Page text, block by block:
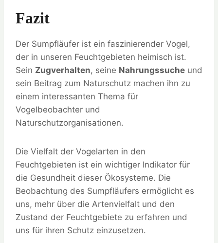
Fazit
Der Sumpfläufer ist ein faszinierender Vogel,
der in unseren Feuchtgebieten heimisch ist.
Sein Zugverhalten, seine Nahrungssuche und
sein Beitrag zum Naturschutz machen ihn zu
einem interessanten Thema für
Vogelbeobachter und
Naturschutzorganisationen.
Die Vielfalt der Vogelarten in den
Feuchtgebieten ist ein wichtiger Indikator für
die Gesundheit dieser Ökosysteme. Die
Beobachtung des Sumpfläufers ermöglicht es
uns, mehr über die Artenvielfalt und den
Zustand der Feuchtgebiete zu erfahren und
uns für ihren Schutz einzusetzen.